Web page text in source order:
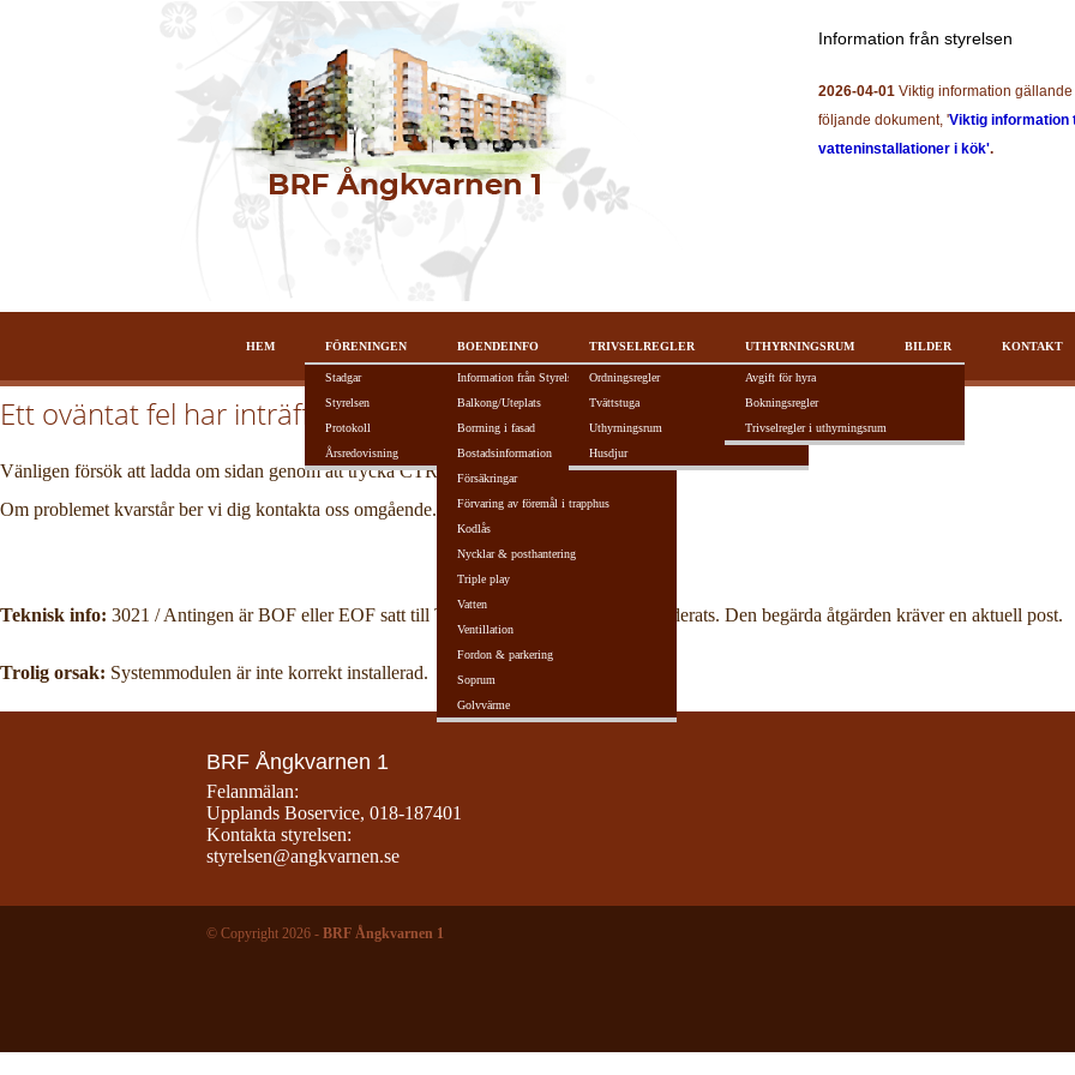
Information från styrelsen
2026-04-01 Viktig information
följande dokument, 'Viktig information
vatteninstallationer i kök'.
HEM FÖRENINGEN
Stadgar
Styrelsen
Protokoll
Årsredovisning
BOENDEINFO
Information från Styrelsen
Balkong/Uteplats
Borrning i fasad
Bostadsinformation
Försäkringar
Förvaring av föremål i trapphus
Kodlås
Nycklar & posthantering
Triple play
Vatten
Ventillation
Fordon & parkering
Soprum
Golvvärme
TRIVSELREGLER
Ordningsregler
Tvättstuga
Uthyrningsrum
Husdjur
UTHYRNINGSRUM
Avgift för hyra
Bokningsregler
Trivselregler i uthyrningsrum
BILDER KONTAKT
Ett oväntat fel har inträffat!
Vänligen försök att ladda om sidan genom att trycka CTRL + R alternativt F5-tangenten.
Om problemet kvarstår ber vi dig kontakta oss omgående.
Teknisk info: 3021 / Antingen är BOF eller EOF satt till True, eller så har aktuell post raderats. Den begärda åtgärden kräver en aktuell post.
Trolig orsak: Systemmodulen är inte korrekt installerad.
BRF Ångkvarnen 1
Felanmälan:
Upplands Boservice, 018-187401
Kontakta styrelsen:
styrelsen@angkvarnen.se
© Copyright 2026 - BRF Ångkvarnen 1